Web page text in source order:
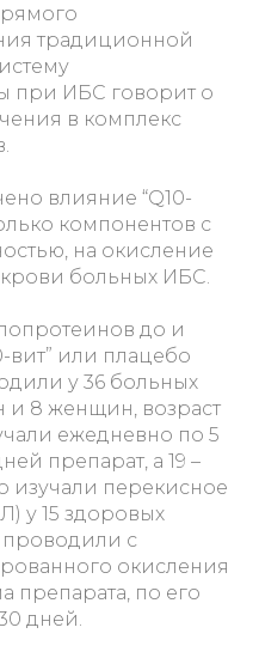
традиционной
при ИБС говорит о
в комплекс
влияние “Q10-
компонентов с
на окисление
больных ИБС.
до и
вит” или плацебо
у 36 больных
8 женщин, возраст
ежедневно по 5
препарат, а 19 –
изучали перекисное
у 15 здоровых
с
окисления
препарата, по его
дней.